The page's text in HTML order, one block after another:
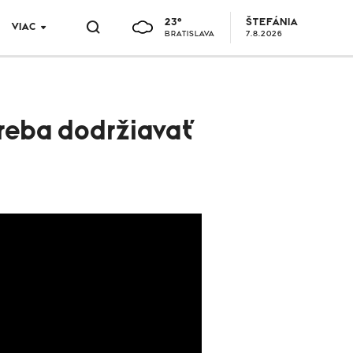
VIAC 23°
BRATISLAVA
ŠTEFÁNIA
7.8.2026
dodržiavať